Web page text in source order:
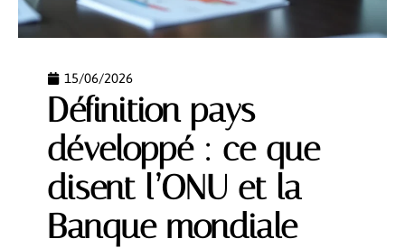
15/06/2026
Définition pays
développé : ce que
disent l’ONU et la
Banque mondiale